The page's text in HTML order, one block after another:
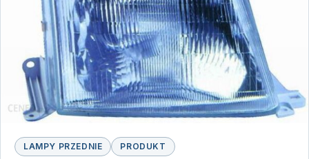
LAMPY PRZEDNIE PRODUKT